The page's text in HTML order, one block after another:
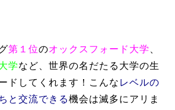
第１位のオックスフォード大学
学など、世界の名だたる大学の生
ドしてくれます！こんな レベルの
と交流できる機会は滅多にアリま